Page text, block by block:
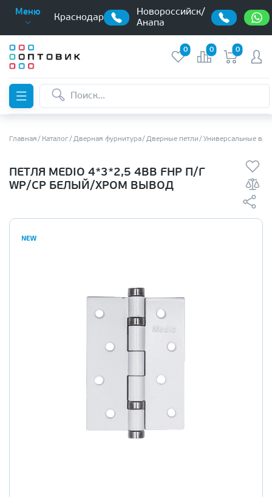
Меню
Краснодар
Новороссийск/
Анапа
0 0 0
Главная Каталог Дверная фурнитура Дверные петли Универсальные
ПЕТЛЯ MEDIO 4*3*2,5 4BB FHP П/Г
WP/CP БЕЛЫЙ/ХРОМ ВЫВОД